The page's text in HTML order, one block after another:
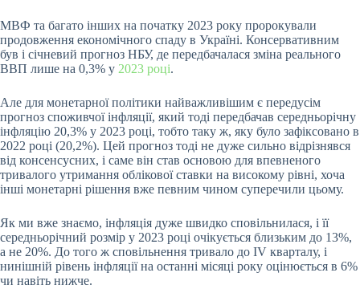
МВФ та багато інших на початку 2023 року пророкували
продовження економічного спаду в Україні. Консервативним
був і січневий прогноз НБУ, де передбачалася зміна реального
ВВП лише на 0,3% у 2023 році.
Але для монетарної політики найважливішим є передусім
прогноз споживчої інфляції, який тоді передбачав середньорічну
інфляцію 20,3% у 2023 році, тобто таку ж, яку було зафіксовано в
2022 році (20,2%). Цей прогноз тоді не дуже сильно відрізнявся
від консенсусних, і саме він став основою для впевненого
тривалого утримання облікової ставки на високому рівні, хоча
інші монетарні рішення вже певним чином суперечили цьому.
Як ми вже знаємо, інфляція дуже швидко сповільнилася, і її
середньорічний розмір у 2023 році очікується близьким до 13%,
а не 20%. До того ж сповільнення тривало до ІV кварталу, і
нинішній рівень інфляції на останні місяці року оцінюється в 6%
чи навіть нижче.